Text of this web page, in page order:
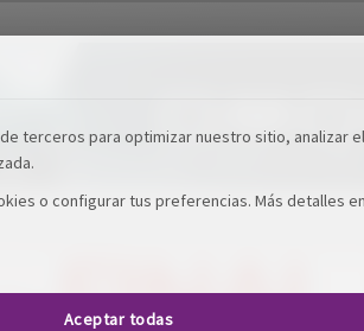
terceros para optimizar nuestro sitio, analizar
o configurar tus preferencias. Más detalles
Aceptar todas